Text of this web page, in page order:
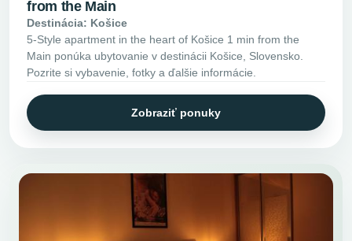
from the Main
Destinácia: Košice
5-Style apartment in the heart of Košice 1 min from the
Main ponúka ubytovanie v destinácii Košice, Slovensko.
Pozrite si vybavenie, fotky a ďalšie informácie.
Zobraziť ponuky